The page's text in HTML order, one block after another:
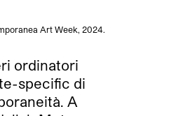
Art Week, 2024.
ordinatori
specific di
A